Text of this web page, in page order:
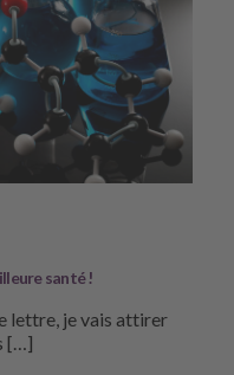
santé !
lettre, je vais attirer
[…]